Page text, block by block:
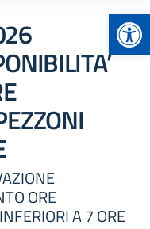
ORE
A 7 ORE